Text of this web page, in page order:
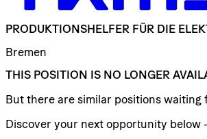
PRODUKTIONSHELFER FÜR DIE
Bremen
THIS POSITION IS NO LONGER
But there are similar positions waiting
Discover your next opportunity below